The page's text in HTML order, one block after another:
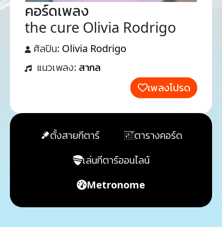
คอร์ดเพลง
the cure Olivia Rodrigo
ศิลปิน: Olivia Rodrigo
แนวเพลง: สากล
เพลงโปรด
ตั้งสายกีตาร์
ตารางคอร์ด
เล่นกีตาร์ออนไลน์
Metronome